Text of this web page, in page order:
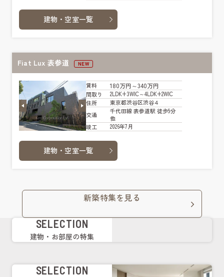
建物・空室一覧
Fiat Lux 表参道 NEW
賃料 180万円～340万円
間取り
2LDK+3WIC～4LDK+2WIC
住所
東京都渋谷区渋谷４
交通
千代田線 表参道駅 徒歩9分
他
竣工
2026年7月
建物・空室一覧
新築特集を見る
SELECTION
建物・お部屋の特集
SELECTION